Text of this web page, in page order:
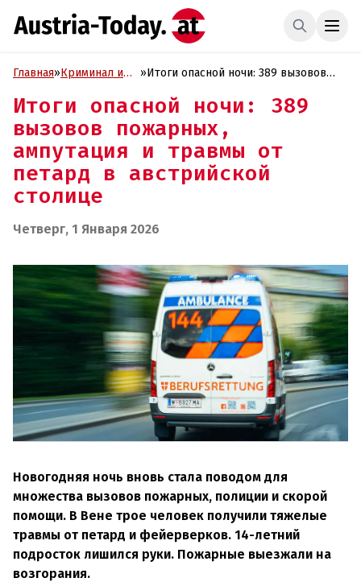
Главная»Криминал и
»Итоги опасной ночи: 389 вызовов
петард в австрийской столице
Итоги опасной ночи: 389
вызовов пожарных,
ампутация и травмы от
петард в австрийской
столице
Четверг, 1 Января 2026
Новогодняя ночь вновь стала поводом для
множества вызовов пожарных, полиции и скорой
помощи. В Вене трое человек получили тяжелые
травмы от петард и фейерверков. 14-летний
подросток лишился руки. Пожарные выезжали на
возгорания.